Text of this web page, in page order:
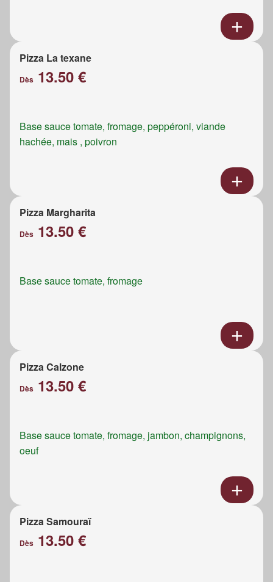
Pizza La texane
Dès 13.50 €
Base sauce tomate, fromage, peppéroni, viande
hachée, mais , poivron
Pizza Margharita
Dès 13.50 €
Base sauce tomate, fromage
Pizza Calzone
Dès 13.50 €
Base sauce tomate, fromage, jambon, champignons,
oeuf
Pizza Samouraï
Dès 13.50 €